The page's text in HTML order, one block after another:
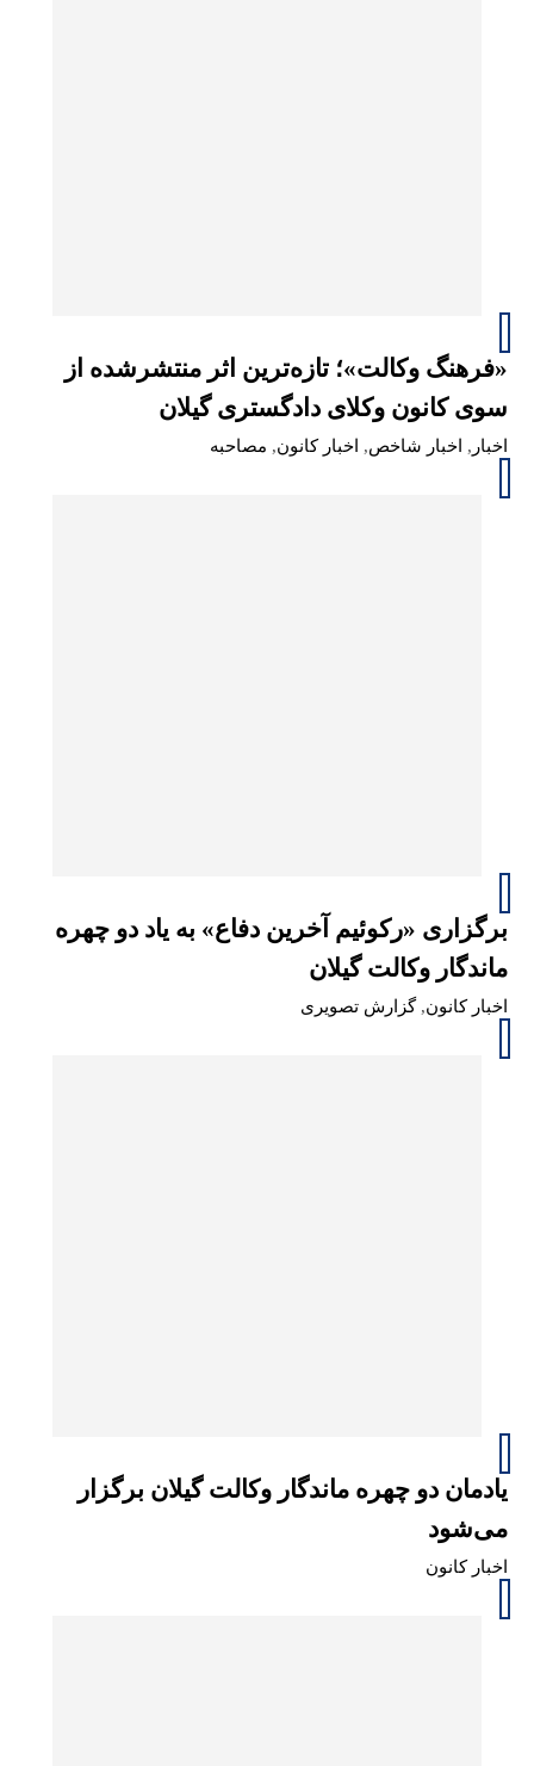
«فرهنگ وکالت»؛ تازه‌ترین اثر منتشرشده از
سوی کانون وکلای دادگستری گیلان
اخبار , اخبار شاخص, اخبار کانون, مصاحبه
برگزاری «رکوئیم آخرین دفاع» به یاد دو چهره
ماندگار وکالت گیلان
اخبار کانون,گزارش تصویری
یادمان دو چهره ماندگار وکالت گیلان برگزار
می‌شود
اخبار کانون